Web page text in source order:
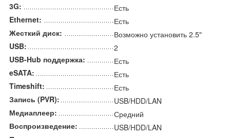
3G:
Есть
Ethernet:
Есть
Жесткий диск:
Возможно установить 2.5"
USB:
2
USB-Hub поддержка:
Есть
eSATA:
Есть
Timeshift:
Есть
Запись (PVR):
USB/HDD/LAN
Медиаплеер:
Средний
Воспроизведение:
USB/HDD/LAN